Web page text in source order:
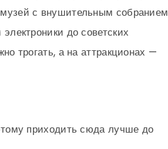
с внушительным собранием
до советских
трогать, а на аттракционах —
приходить сюда лучше до